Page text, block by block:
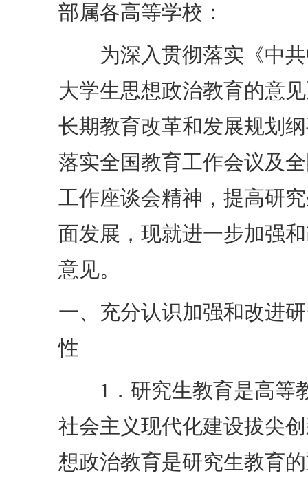
部属各高等学校：
为深入贯彻落实《中共
大学生思想政治教育的意
长期教育改革和发展规划
落实全国教育工作会议及
工作座谈会精神，提高研
面发展，现就进一步加强
意见。
一、充分认识加强和改进
性
1．研究生教育是高等
社会主义现代化建设拔尖
想政治教育是研究生教育